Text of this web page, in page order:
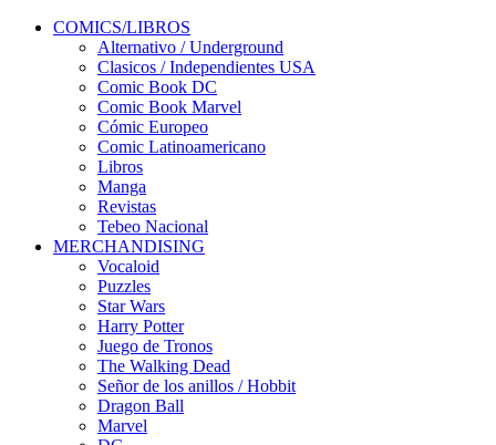
COMICS/LIBROS
Alternativo / Underground
Clasicos / Independientes USA
Comic Book DC
Comic Book Marvel
Cómic Europeo
Comic Latinoamericano
Libros
Manga
Revistas
Tebeo Nacional
MERCHANDISING
Vocaloid
Puzzles
Star Wars
Harry Potter
Juego de Tronos
The Walking Dead
Señor de los anillos / Hobbit
Dragon Ball
Marvel